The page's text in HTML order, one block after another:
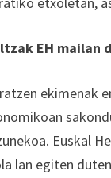
EH mailan
ekimenak
Euskal
lan egiten